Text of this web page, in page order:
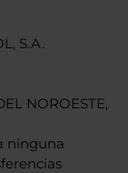
S.A.
NOROESTE,
ninguna